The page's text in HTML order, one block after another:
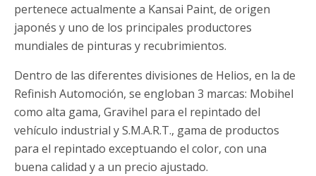
pertenece actualmente a Kansai Paint, de origen
japonés y uno de los principales productores
mundiales de pinturas y recubrimientos.
Dentro de las diferentes divisiones de Helios, en la de
Refinish Automoción, se engloban 3 marcas: Mobihel
como alta gama, Gravihel para el repintado del
vehículo industrial y S.M.A.R.T., gama de productos
para el repintado exceptuando el color, con una
buena calidad y a un precio ajustado.